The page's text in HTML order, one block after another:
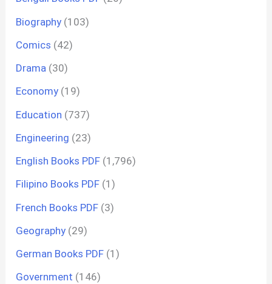
Biography (103)
Comics (42)
Drama (30)
Economy (19)
Education (737)
Engineering (23)
English Books PDF (1,796)
Filipino Books PDF (1)
French Books PDF (3)
Geography (29)
German Books PDF (1)
Government (146)